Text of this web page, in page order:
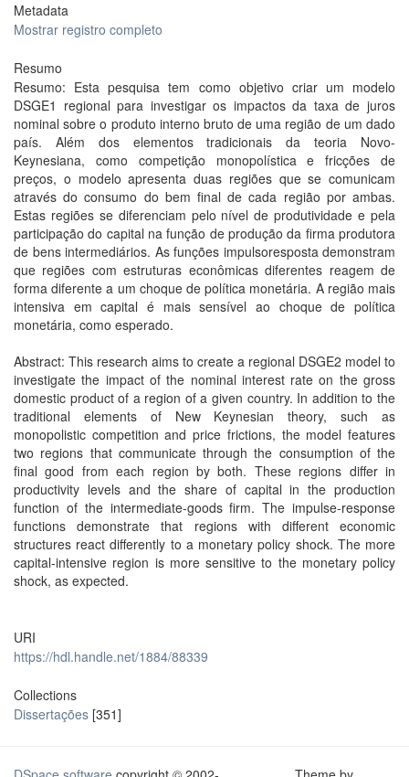
Metadata
Mostrar registro completo
Resumo
Resumo: Esta pesquisa tem como objetivo criar um modelo
DSGE1 regional para investigar os impactos da taxa de juros
nominal sobre o produto interno bruto de uma região de um dado
país. Além dos elementos tradicionais da teoria Novo-
Keynesiana, como competição monopolística e fricções de
preços, o modelo apresenta duas regiões que se comunicam
através do consumo do bem final de cada região por ambas.
Estas regiões se diferenciam pelo nível de produtividade e pela
participação do capital na função de produção da firma produtora
de bens intermediários. As funções impulsoresposta demonstram
que regiões com estruturas econômicas diferentes reagem de
forma diferente a um choque de política monetária. A região mais
intensiva em capital é mais sensível ao choque de política
monetária, como esperado.
Abstract: This research aims to create a regional DSGE2 model to
investigate the impact of the nominal interest rate on the gross
domestic product of a region of a given country. In addition to the
traditional elements of New Keynesian theory, such as
monopolistic competition and price frictions, the model features
two regions that communicate through the consumption of the
final good from each region by both. These regions differ in
productivity levels and the share of capital in the production
function of the intermediate-goods firm. The impulse-response
functions demonstrate that regions with different economic
structures react differently to a monetary policy shock. The more
capital-intensive region is more sensitive to the monetary policy
shock, as expected.
URI
https://hdl.handle.net/1884/88339
Collections
Dissertações [351]